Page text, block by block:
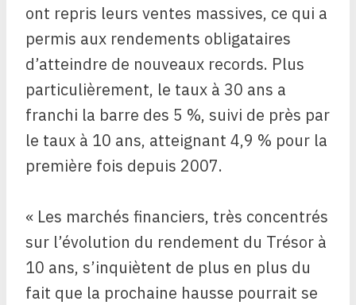
ont repris leurs ventes massives, ce qui a
permis aux rendements obligataires
d’atteindre de nouveaux records. Plus
particulièrement, le taux à 30 ans a
franchi la barre des 5 %, suivi de près par
le taux à 10 ans, atteignant 4,9 % pour la
première fois depuis 2007.
« Les marchés financiers, très concentrés
sur l’évolution du rendement du Trésor à
10 ans, s’inquiètent de plus en plus du
fait que la prochaine hausse pourrait se